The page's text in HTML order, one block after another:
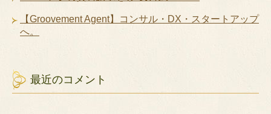
【Groovement Agent】コンサル・DX・スタートアップ
へ。
最近のコメント